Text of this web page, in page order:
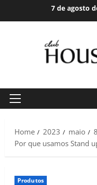
7 de agosto
Primary
Home
2023 maio
8
Por que usamos Stand
Produtos